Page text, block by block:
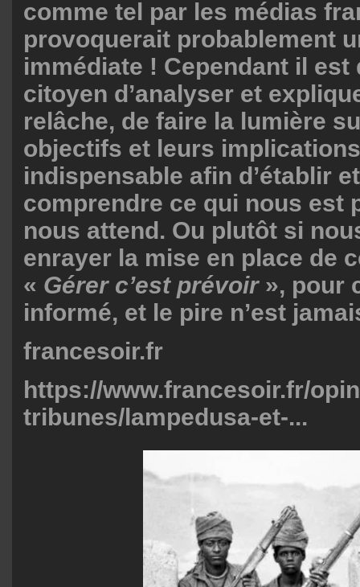
comme tel par les médias
provoquerait probablement
immédiate ! Cependant il est
citoyen d’analyser et
relâche, de faire la lumière
objectifs et leurs
indispensable afin d’établir
comprendre ce qui nous est
nous attend. Ou plutôt si
enrayer la mise en place de
« Gérer c’est prévoir», pour
informé, et le pire n’est
francesoir.fr
https://www.francesoir.fr/
tribunes/lampedusa-et-...